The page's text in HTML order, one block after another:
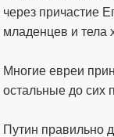
через причастие
младенцев и тела
Многие евреи
остальные до сих
Путин правильно